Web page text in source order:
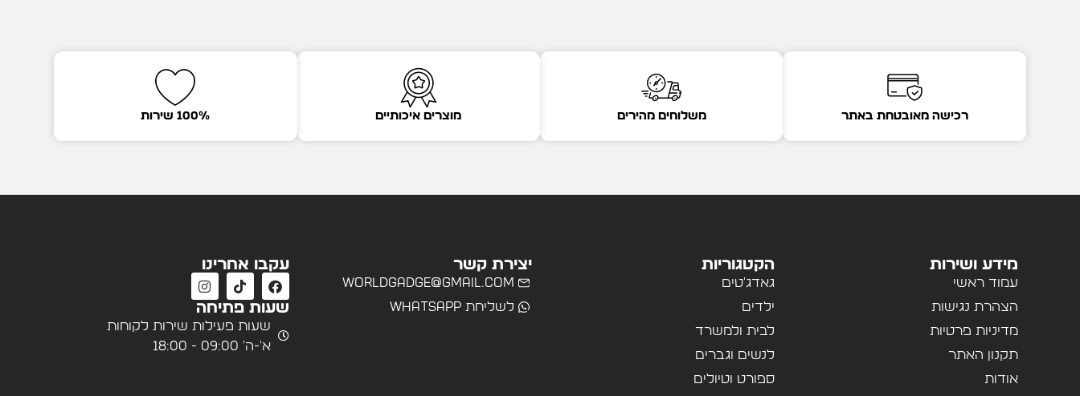
רכישה מאובטחת באתר משלוחים מהירים מוצרים איכותיים 100% שירות
מידע ושירות
עמוד ראשי
הצהרת נגישות
מדיניות פרטיות
תקנון האתר
אודות
הקטגוריות
גאדג'טים
ילדים
לבית ולמשרד
לנשים וגברים
ספורט וטיולים
יצירת קשר
worldgadge@gmail.com
לשליחת WhatsApp
עקבו אחרינו
שעות פתיחה
שעות פעילות שירות לקוחות
א'-ה' 09:00 - 18:00